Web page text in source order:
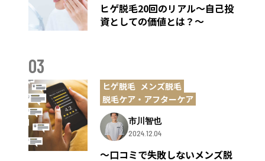
ヒゲ脱毛20回のリアル〜自己投
資としての価値とは？〜
03
ヒゲ脱毛 メンズ脱毛
脱毛ケア・アフターケア
～口コミで失敗しないメンズ脱
市川智也
2024.12.04